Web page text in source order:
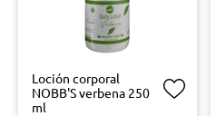
Loción corporal
NOBB'S verbena 250
ml